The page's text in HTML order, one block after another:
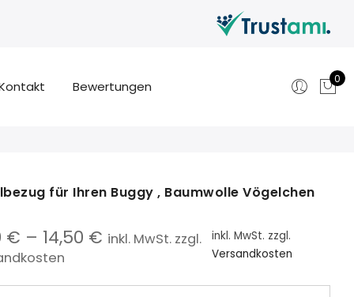
Bewertungen 0
für Ihren Buggy , Baumwolle Vögelchen
€ – 14,50 € inkl. MwSt. zzgl.
inkl. MwSt. zzgl.
Versandkosten